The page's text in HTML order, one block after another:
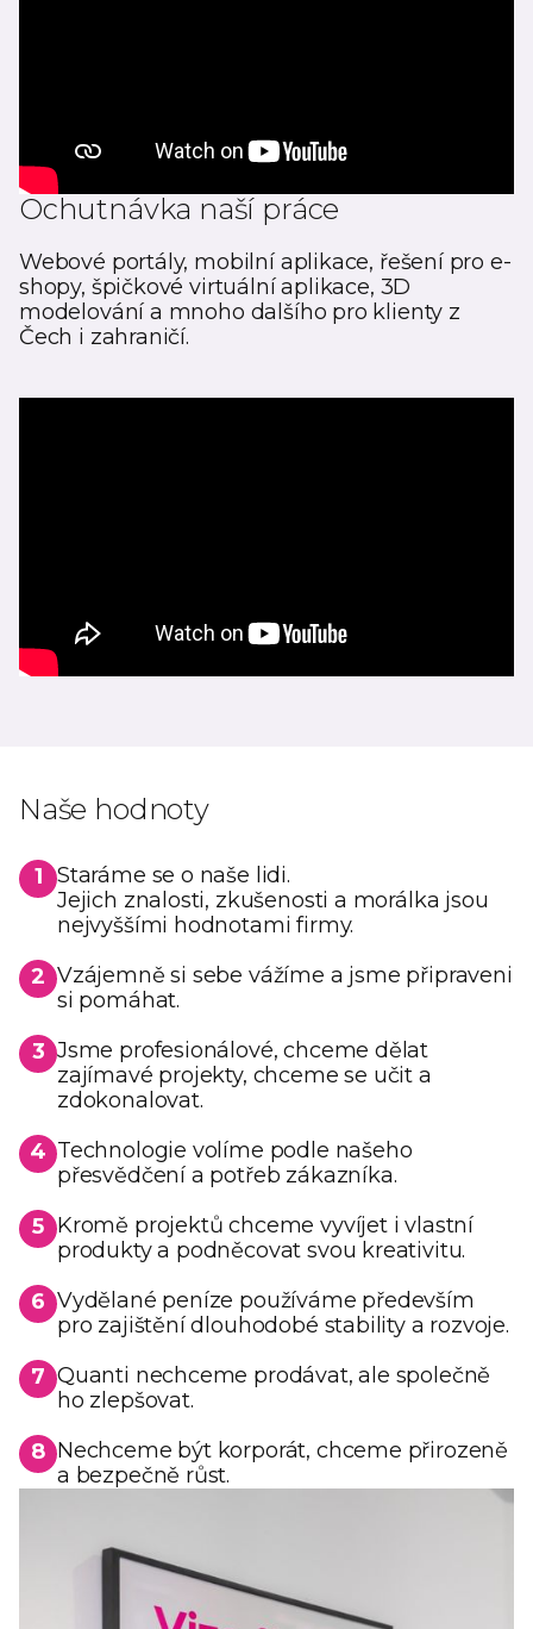
Ochutnávka naší práce
Webové portály, mobilní aplikace, řešení pro e-
shopy, špičkové virtuální aplikace, 3D
modelování a mnoho dalšího pro klienty z
Čech i zahraničí.
Naše hodnoty
1 Staráme se o naše lidi.
Jejich znalosti, zkušenosti a morálka jsou
nejvyššími hodnotami firmy.
2 Vzájemně si sebe vážíme a jsme připraveni
si pomáhat.
3 Jsme profesionálové, chceme dělat
zajímavé projekty, chceme se učit a
zdokonalovat.
4 Technologie volíme podle našeho
přesvědčení a potřeb zákazníka.
5 Kromě projektů chceme vyvíjet i vlastní
produkty a podněcovat svou kreativitu.
6 Vydělané peníze používáme především
pro zajištění dlouhodobé stability a rozvoje.
7 Quanti nechceme prodávat, ale společně
ho zlepšovat.
8 Nechceme být korporát, chceme přirozeně
a bezpečně růst.